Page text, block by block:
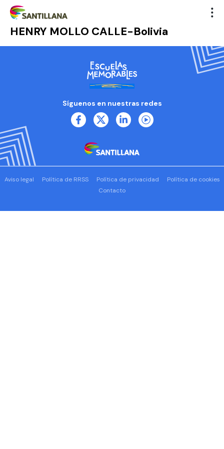
HENRY MOLLO CALLE-Bolivia
Síguenos en nuestras redes
Aviso legal Política de RRSS Política de privacidad
Política de cookies
Contacto